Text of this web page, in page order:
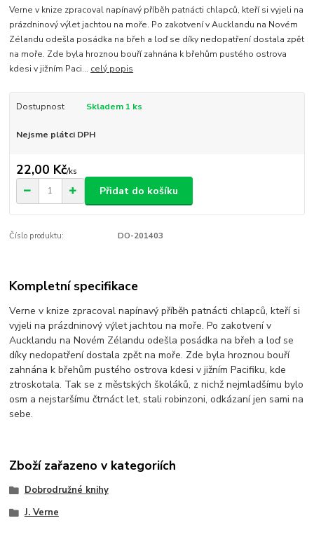
Verne v knize zpracoval napínavý příběh patnácti chlapců, kteří si vyjeli na
prázdninový výlet jachtou na moře. Po zakotvení v Aucklandu na Novém
Zélandu odešla posádka na břeh a loď se díky nedopatření dostala zpět
na moře. Zde byla hroznou bouří zahnána k břehům pustého ostrova
kdesi v jižním Paci... celý popis
Dostupnost Skladem 1 ks
Nejsme plátci DPH
22,00 Kč/ks
Přidat do košíku
Číslo produktu: DO-201403
Kompletní specifikace
Verne v knize zpracoval napínavý příběh patnácti chlapců, kteří si
vyjeli na prázdninový výlet jachtou na moře. Po zakotvení v
Aucklandu na Novém Zélandu odešla posádka na břeh a loď se
díky nedopatření dostala zpět na moře. Zde byla hroznou bouří
zahnána k břehům pustého ostrova kdesi v jižním Pacifiku, kde
ztroskotala. Tak se změstských školáků, z nichž nejmladšímu bylo
osm a nejstaršímu čtrnáct let, stali robinzoni, odkázaní jen sami na
sebe.
Zboží zařazeno v kategoriích
Dobrodružné knihy
J. Verne